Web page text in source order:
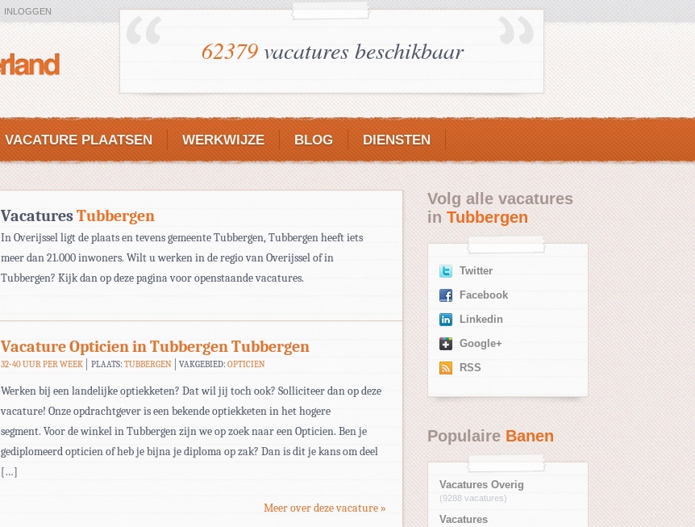
INLOGGEN
62379vacatures beschikbaar
VACATURE PLAATSEN WERKWIJZE BLOG DIENSTEN
VacaturesTubbergen
In Overijssel ligt de plaats en tevens gemeente Tubbergen, Tubbergen heeft iets
meer dan 21.000 inwoners. Wilt u werken in de regio van Overijssel of in
Tubbergen? Kijk dan op deze pagina voor openstaande vacatures.
Vacature Opticien in Tubbergen Tubbergen
32-40 UUR PER WEEK PLAATS: TUBBERGEN VAKGEBIED:OPTICIEN
Werken bij een landelijke optiekketen? Dat wil jij toch ook? Solliciteer dan op deze
vacature! Onze opdrachtgever is een bekende optiekketen in het hogere
segment. Voor de winkel in Tubbergen zijn we op zoek naar een Opticien. Ben je
gediplomeerd opticien of heb je bijna je diploma op zak? Dan is dit je kans om deel
[…]
Meer over deze vacature »
Volg alle vacatures
inTubbergen
Twitter
Facebook
Linkedin
Google+
RSS
PopulaireBanen
Vacatures Overig
(9288 vacatures)
Vacatures